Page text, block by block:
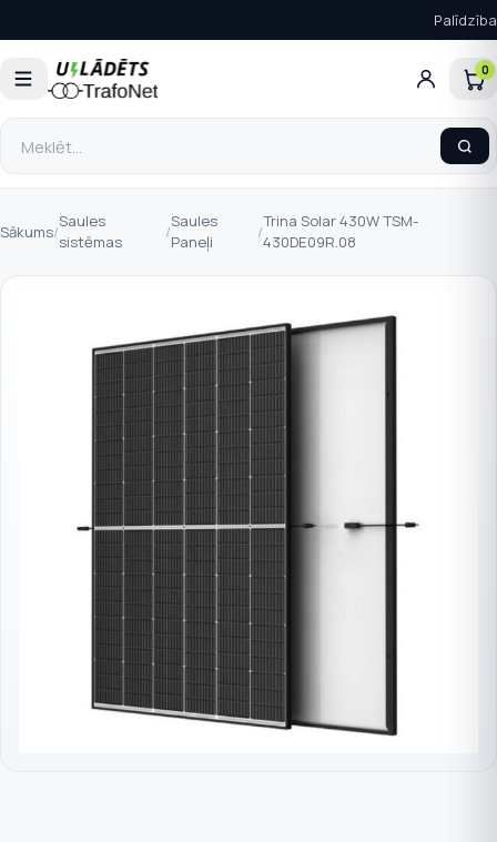
Palīdzība
0
Sākums/
Saules
sistēmas
/
Saules
Paneļi
/
Trina Solar 430W TSM-
430DE09R.08